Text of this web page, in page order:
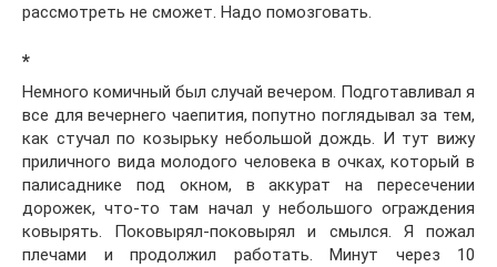
рассмотреть не сможет. Надо помозговать.
*
Немного комичный был случай вечером. Подготавливал я
все для вечернего чаепития, попутно поглядывал за тем,
как стучал по козырьку небольшой дождь. И тут вижу
приличного вида молодого человека в очках, который в
палисаднике под окном, в аккурат на пересечении
дорожек, что-то там начал у небольшого ограждения
ковырять. Поковырял-поковырял и смылся. Я пожал
плечами и продолжил работать. Минут через 10